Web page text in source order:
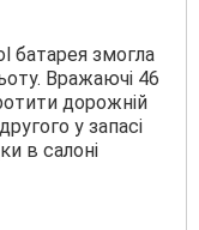
батарея змогла
Вражаючі 46
дорожній
у запасі
в салоні